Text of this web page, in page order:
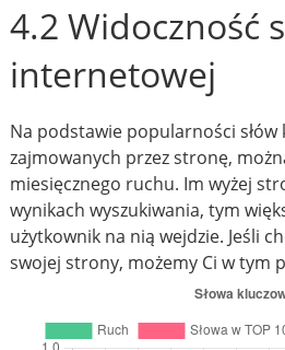
4.2 Widoczność
internetowej
Na podstawie popularności słów
zajmowanych przez stronę,
miesięcznego ruchu. Im wyżej
wynikach wyszukiwania, tym
użytkownik na nią wejdzie. Jeśli
swojej strony, możemy Ci w tym